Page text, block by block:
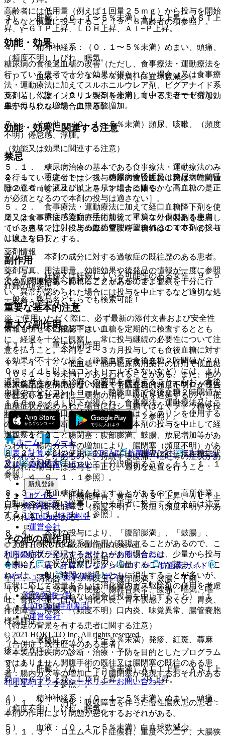
３）． 肝臓：（０．１〜５％未満）ＡＬＴ上昇、ＡＳＴ上
昇、γ−ＧＴＰ上昇、ＬＤＨ上昇、Ａｌ−Ｐ上昇。
４）． 精神神経系：（０．１〜５％未満）めまい、頭痛、
（頻度不明）しびれ、眠気。
５）． 血液：（０．１〜５％未満）白血球数減少。
６）． 代謝：（０．１〜５％未満）血中アミラーゼ増加、
血中カリウム増加、血中尿酸増加。
７）． その他：（０．１〜５％未満）頻尿、咳嗽、（頻度
不明）倦怠感、浮腫。
禁忌
２．１． 重症ケトーシス、糖尿病性昏睡又は糖尿病性前昏
睡の患者［輸液及びインスリンによる速やかな高血糖の是正
が必須となるので本剤の投与は適さない］。
２．２． 重症感染症、手術前後、重篤な外傷のある患者
［インスリン注射による血糖管理が望まれるので本剤の投与
は適さない］。
２．３． 本剤の成分に対する過敏症の既往歴のある患者。
２．４． 妊婦又は妊娠している可能性のある女性〔９．５
妊婦の項参照〕。
重要な基本的注意
８．１． 本剤投与中は、血糖を定期的に検査するととも
に、経過を十分に観察し、常に投与継続の必要性について注
意を払うこと。本剤を２〜３カ月投与しても食後血糖に対す
る効果が不十分な場合（静脈血漿で食後血糖２時間値が２０
０ｍｇ／ｄＬ以下にコントロールできないなど）には、より
適切と考えられる治療への変更を考慮すること。なお、食後
血糖の十分なコントロール：静脈血漿で食後血糖２時間値が
１６０ｍｇ／ｄＬ以下が得られ、食事療法・運動療法又はこ
れらに加えて経口血糖降下剤若しくはインスリンを使用する
のみで十分と判断される場合には、本剤の投与を中止して経
過観察を行うこと。
８．２． 本剤の使用にあたっては、患者に対し低血糖症状
及びその対処方法について十分説明すること〔１１．１．１
参照〕。
８．３． 低血糖症状を起こすことがあるので、高所作業、
自動車の運転等に従事している患者に投与するときには注意
すること〔１１．１．１参照〕。
８．４． 本剤の投与により、「腹部膨満」、「鼓腸」、
「下痢」等の消化器系副作用が発現することがあるので、こ
れらの症状が発現するおそれがある場合には、少量から投与
を開始し、症状を観察しながら増量することが望ましい（こ
れらは、一般に時間の経過とともに消失することが多いが、
症状に応じて減量あるいは消化管内ガス駆除剤の併用を考慮
し、高度で耐えられない場合は投与を中止すること）〔１
１．１．２参照〕。
（特定の背景を有する患者に関する注意）
（合併症・既往歴等のある患者）
９．１．１． 開腹手術の既往又は腸閉塞の既往のある患
者：腸内ガス等の増加により腸閉塞が発現するおそれがある
〔１１．１．２参照〕。
９．１．２． 消化・吸収障害を伴った慢性腸疾患の患者：
本剤の作用により病態が悪化するおそれがある。
９．１．３． ロエムヘルド症候群、重度ヘルニア、大腸狭
高齢者には低用量（例えば１回量２５ｍｇ）から投与を開始
するなど慎重に投与すること〔９．８高齢者の項参照〕。
効能・効果
糖尿病の食後過血糖の改善（ただし、食事療法・運動療法を
行っている患者で十分な効果が得られない場合、又は食事療
法・運動療法に加えてスルホニルウレア剤、ビグアナイド系
薬剤若しくはインスリン製剤を使用している患者で十分な効
果が得られない場合に限る）。
効能・効果に関連する注意
（効能又は効果に関連する注意）
５．１． 糖尿病治療の基本である食事療法・運動療法のみ
を行っている患者では、投与の際の食後血糖１又は２時間値
は２００ｍｇ／ｄＬ以上を示す場合に限る。
５．２． 食事療法・運動療法に加えて経口血糖降下剤を使
用又は食事療法・運動療法に加えてインスリン製剤を使用し
ている患者では、投与の際の空腹時血糖値は１４０ｍｇ／ｄ
Ｌ以上を目安とする。
副作用
次の副作用があらわれることがあるので、観察を十分に行
い、異常が認められた場合には投与を中止するなど適切な処
置を行うこと。
重大な副作用
１１．１． 重大な副作用
１１．１．１． 低血糖：他の糖尿病用薬との併用で低血糖
（０．１〜５％未満）があらわれることがある。また、他の
糖尿病用薬を併用しない場合でも低血糖（頻度不明）が報告
されている。本剤は二糖類の消化・吸収を遅延するので、低
血糖症状が認められた場合にはショ糖ではなくブドウ糖を投
与すること〔８．２、８．３、１０．２参照〕。
１１．１．２． 腸閉塞：腹部膨満、鼓腸、放屁増加等があ
らわれ、腸内ガス等の増加により、腸閉塞（頻度不明）があ
らわれることがあるので、持続する腹痛、嘔吐等の症状があ
らわれた場合には投与を中止し、適切な処置を行うこと
〔８．４、９．１．１参照〕。
１１．１．３． 肝機能障害、黄疸：ＡＳＴ上昇、ＡＬＴ上
昇等を伴う肝機能障害（頻度不明）、黄疸（頻度不明）があ
らわれることがある。
その他の副作用
１１．２． その他の副作用
１）． 消化器：（５％以上）腹部膨満、鼓腸、下痢、
（０．１〜５％未満）便秘、腸雑音異常、腹痛、嘔気、嘔
吐、食欲不振、口渇、消化不良、胃不快感、おくび、胃炎、
排便障害、痔核、（頻度不明）口内炎、味覚異常、腸管嚢胞
様気腫症。
２）． 過敏症：（０．１〜５％未満）発疹、紅斑、蕁麻
疹、そう痒。
３）． 肝臓：（０．１〜５％未満）ＡＬＴ上昇、ＡＳＴ上
昇、γ−ＧＴＰ上昇、ＬＤＨ上昇、Ａｌ−Ｐ上昇。
４）． 精神神経系：（０．１〜５％未満）めまい、頭痛、
（頻度不明）しびれ、眠気。
５）． 血液：（０．１〜５％未満）白血球数減少。
薬剤情報
薬剤写真、用法用量、効能効果や後発品の情報が一度に参照
でき、関連情報へ簡単にアクセスができます。
一般名、製品名どちらでも検索可能！
※ ご使用いただく際に、必ず最新の添付文書および安全性
情報も併せてご確認下さい。
※本製品は疾病の診断・治療・予防を目的としたプログラム
ではありません。
ホーム
ノート
表・計算
レジメン CTCAE 抗菌薬ガイド
ERマニュ
アル
薬剤情報 ポスト
新規登録
ログイン
監修医師一覧
UpToDate特別割引
運営会社
© 2021 HOKUTO Inc. All rights reserved.
利用規約プライバシーポリシーお問い合わせ
ホーム
表・計算 レジメン CTCAE
抗菌薬ガイド
ERマニュアル
薬剤情報 ポスト
監修医師一覧
UpToDate特別割引
運営会社
© 2021 HOKUTO Inc. All rights reserved.
※本製品は疾病の診断・治療・予防を目的としたプログラム
ではありません。
利用規約プライバシーポリシーお問い合わせ